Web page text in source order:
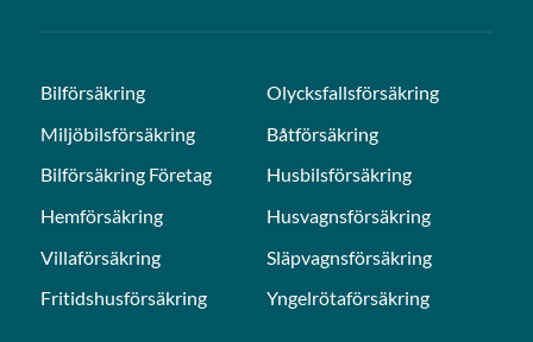
Bilförsäkring
Miljöbilsförsäkring
Bilförsäkring Företag
Hemförsäkring
Villaförsäkring
Fritidshusförsäkring
Olycksfallsförsäkring
Båtförsäkring
Husbilsförsäkring
Husvagnsförsäkring
Släpvagnsförsäkring
Yngelrötaförsäkring